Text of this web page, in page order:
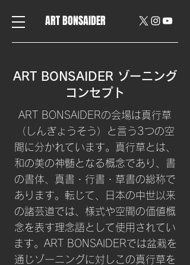
ART BONSAIDER
ART BONSAIDER ゾーニング
コンセプト
ART BONSAIDERの会場は真行草
（しんぎょうそう）と言う3つの空
間に分かれています。真行草とは、
和の美の神髄となる概念であり、書
の書体、真書・行書・草書の総称で
あります。転じて、日本の中世以来
の諸芸道では、様式や空間の価値概
念を表す理念語として使用されてい
ます。ART BONSAIDERでは盆栽を
通じゾーニングに対しこの真行草を